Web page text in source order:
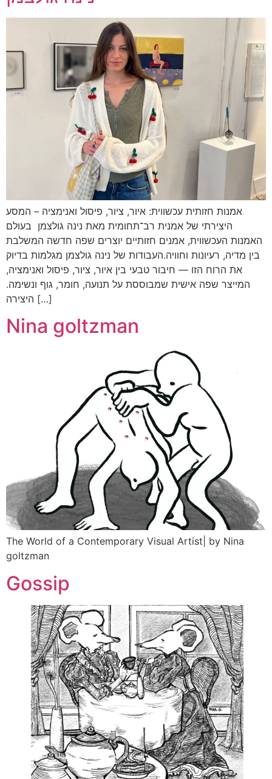
אמנות חזותית עכשווית: איור, ציור, פיסול ואנימציה – המסע
היצירתי של אמנית רב־תחומית מאת נינה גולצמן בעולם
האמנות העכשווית, אמנים חזותיים יוצרים שפה חדשה המשלבת
בין מדיה, רעיונות וחוויה.העבודות של נינה גולצמן מגלמות בדיוק
את הרוח הזו — חיבור טבעי בין איור, ציור, פיסול ואנימציה,
המייצר שפה אישית שמבוססת על תנועה, חומר, גוף ונשימה.
היצירה […]
Nina goltzman
The World of a Contemporary Visual Artist| by Nina
goltzman
Gossip